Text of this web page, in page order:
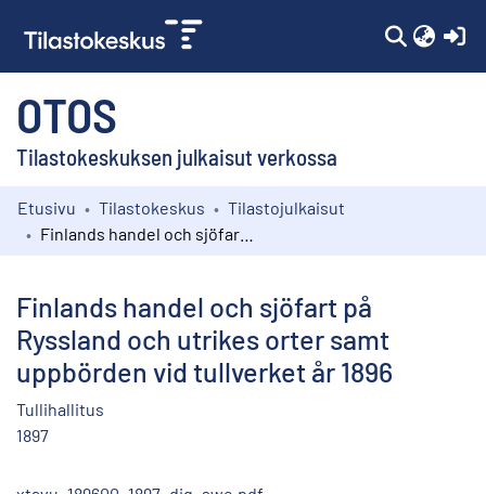
OTOS
Tilastokeskuksen julkaisut verkossa
Kokoelmat
Etusivu Tilastokeskus
Tilastojulkaisut
Finlands handel och sjöfart på
Ryssland och utrikes orter samt
uppbörden vid tullverket år 1896
Tullihallitus
1897